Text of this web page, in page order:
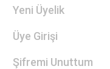
Yeni Üyelik
Üye Girişi
Şifremi Unuttum